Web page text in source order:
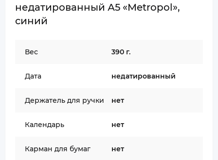
недатированный А5 «Metropol»,
синий
Вес 390 г.
Дата недатированный
Держатель для ручки нет
Календарь нет
Карман для бумаг нет